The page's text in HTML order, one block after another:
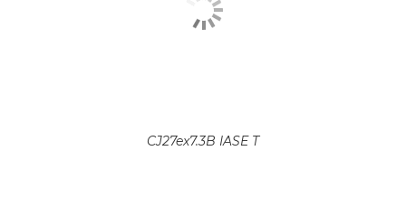
CJ27ex7.3B IASE T